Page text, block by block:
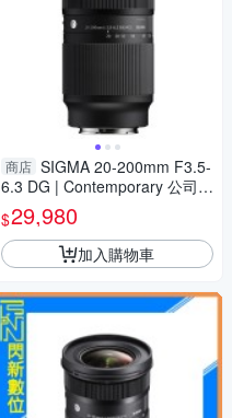
商店 SIGMA 20-200mm F3.5-
6.3 DG | Contemporary 公司貨
E接環 飛羽 追星 棒球 必備
$29,980
加入購物車